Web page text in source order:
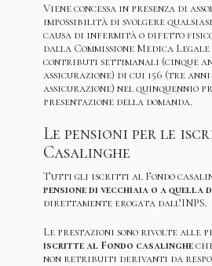
Viene concessa in presenza di
impossibilità di svolgere
causa di infermità o difetto
dalla Commissione Medica Legale
contributi settimanali (cinque
assicurazione) di cui 156 (tre
assicurazione) nel quinquennio
presentazione della domanda.
Le pensioni per le
Casalinghe
Tutti gli iscritti al Fondo
pensione di vecchiaia o a quella
direttamente erogata dall’INPS.
Le prestazioni sono rivolte alle
iscritte al Fondo casalinghe
non retribuiti derivanti da